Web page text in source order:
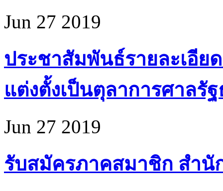
Jun 27 2019
ประชาสัมพันธ์รายละเอีย
แต่งตั้งเป็นตุลาการศาลรั
Jun 27 2019
รับสมัครภาคสมาชิก สำนั